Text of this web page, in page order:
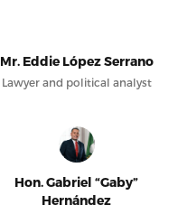
Mr. Eddie López Serrano
Lawyer and political analyst
Hon. Gabriel “Gaby”
Hernández